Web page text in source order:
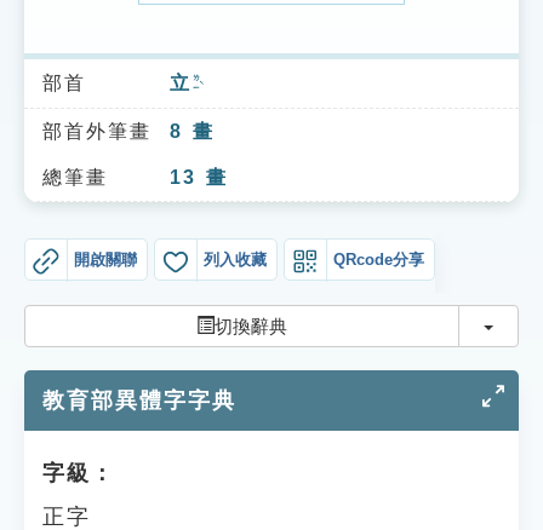
索引選單
知識索引
單字索引
貓頭鷹博士
部首 立 ㄌㄧˋ
部首外筆畫 8 畫
總筆畫 13 畫
開啟關聯 列入收藏 QRcode分享
切換辭典 切換
教育部異體字字典
字級：
正字